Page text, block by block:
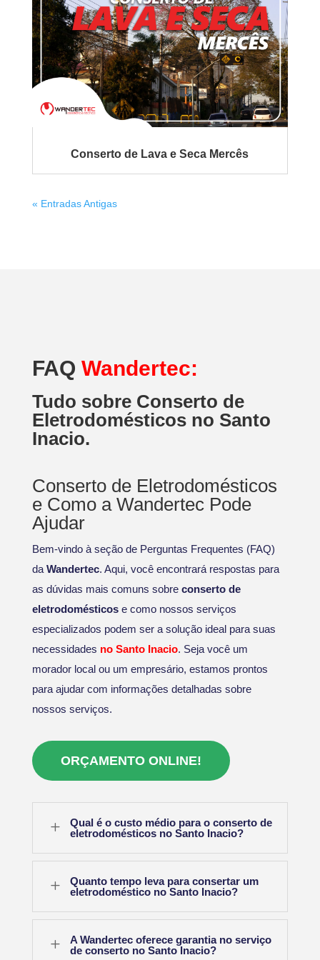
Conserto de Lava e Seca Mercês
« Entradas Antigas
FAQ Wandertec:
Tudo sobre Conserto de
Eletrodomésticos no Santo
Inacio.
Conserto de Eletrodomésticos
e Como a Wandertec Pode
Ajudar
Bem-vindo à seção de Perguntas Frequentes (FAQ)
da Wandertec. Aqui, você encontrará respostas para
as dúvidas mais comuns sobre conserto de
eletrodomésticose como nossos serviços
especializados podem ser a solução ideal para suas
necessidades no Santo Inacio. Seja você um
morador local ou um empresário, estamos prontos
para ajudar com informações detalhadas sobre
nossos serviços.
ORÇAMENTO ONLINE!
L
Qual é o custo médio para o conserto de
eletrodomésticos no Santo Inacio?
L
Quanto tempo leva para consertar um
eletrodoméstico no Santo Inacio?
L
A Wandertec oferece garantia no serviço
de conserto no Santo Inacio?